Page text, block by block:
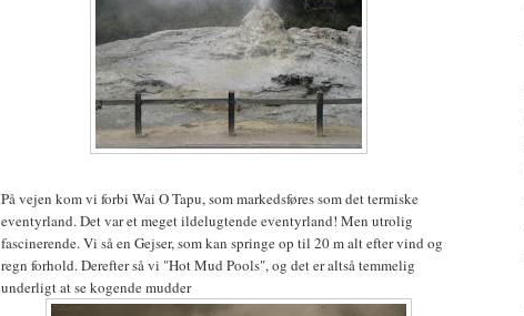
På vejen kom vi forbi Wai O Tapu, som markedsføres som det termiske
eventyrland. Det var et meget ildelugtende eventyrland! Men utrolig
fascinerende. Vi så en Gejser, som kan springe op til 20 m alt efter vind og
regn forhold. Derefter så vi "Hot Mud Pools", og det er altså temmelig
underligt at se kogende mudder